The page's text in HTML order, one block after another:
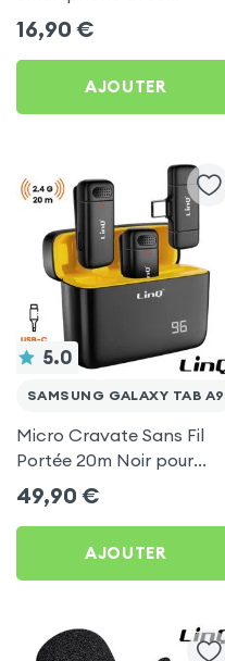
Réduction du bruit, Prise
Jack 3.5 mm, Longueur 2m
- Noir pour Samsung
Galaxy Tab A9
16,90 €
AJOUTER
5.0
SAMSUNG GALAXY TAB A9
Micro Cravate Sans Fil
Portée 20m Noir pour
Samsung Galaxy Tab A9
49,90 €
AJOUTER